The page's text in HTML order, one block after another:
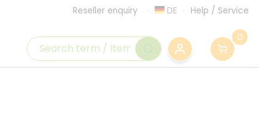
Reseller enquiry DE Help / Service
0